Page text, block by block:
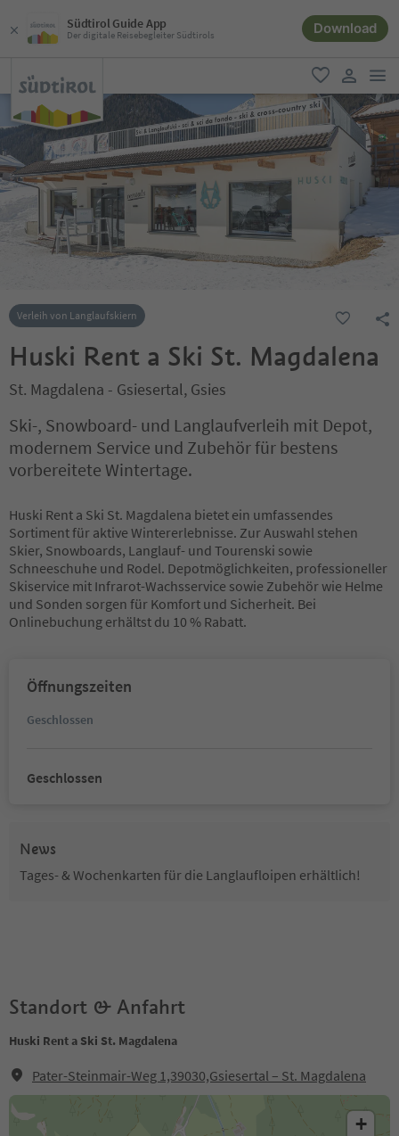
Südtirol Guide App
Der digitale Reisebegleiter Südtirols Download
favorit
user link
Verleih von Langlaufskiern
Huski Rent a Ski St. Magdalena
St. Magdalena - Gsiesertal, Gsies
Ski-, Snowboard- und Langlaufverleih mit Depot,
modernem Service und Zubehör für bestens
vorbereitete Wintertage.
Huski Rent a Ski St. Magdalena bietet ein umfassendes
Sortiment für aktive Wintererlebnisse. Zur Auswahl stehen
Skier, Snowboards, Langlauf- und Tourenski sowie
Schneeschuhe und Rodel. Depotmöglichkeiten, professioneller
Skiservice mit Infrarot-Wachsservice sowie Zubehör wie Helme
und Sonden sorgen für Komfort und Sicherheit. Bei
Onlinebuchung erhältst du 10 % Rabatt.
Öffnungszeiten
Geschlossen
Geschlossen
News
Tages- & Wochenkarten für die Langlaufloipen erhältlich!
Standort & Anfahrt
Huski Rent a Ski St. Magdalena
Pater-Steinmair-Weg 1,39030,Gsiesertal – St. Magdalena
+